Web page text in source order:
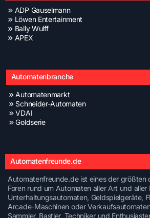
ADP Gauselmann
Löwen Entertainment
Bally Wulff
APEX
Automatenbranche
Automatenmarkt
Schneider-Automaten
VDAI
Goldserie
Automatenfreunde.de
Automatenfreunde.de ist eines der größten
Foren rund um Automaten aller Art und aller
Unterhaltungsautomaten, Geldspielgeräte,
Arcade-Maschinen oder
Sammler, Bastler, Techniker und